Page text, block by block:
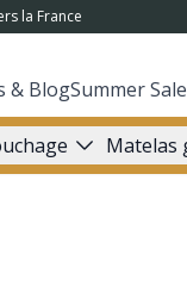
la France
& BlogSummer Sale
Matelas